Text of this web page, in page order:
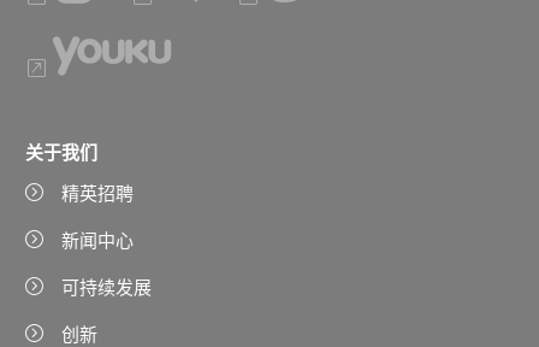
关于我们
精英招聘
新闻中心
可持续发展
创新